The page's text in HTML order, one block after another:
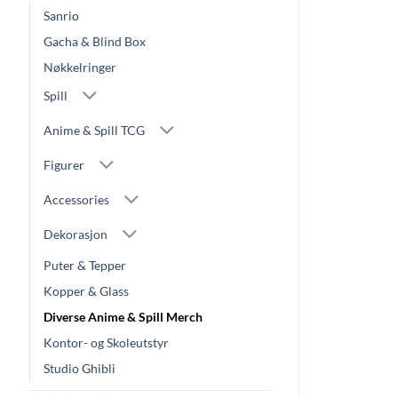
Sanrio
Gacha & Blind Box
Nøkkelringer
Spill
Anime & Spill TCG
Figurer
Accessories
Dekorasjon
Puter & Tepper
Kopper & Glass
Diverse Anime & Spill Merch
Kontor- og Skoleutstyr
Studio Ghibli